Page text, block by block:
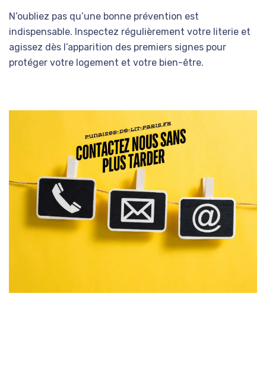
N’oubliez pas qu’une bonne prévention est
indispensable. Inspectez régulièrement votre literie et
agissez dès l’apparition des premiers signes pour
protéger votre logement et votre bien-être.